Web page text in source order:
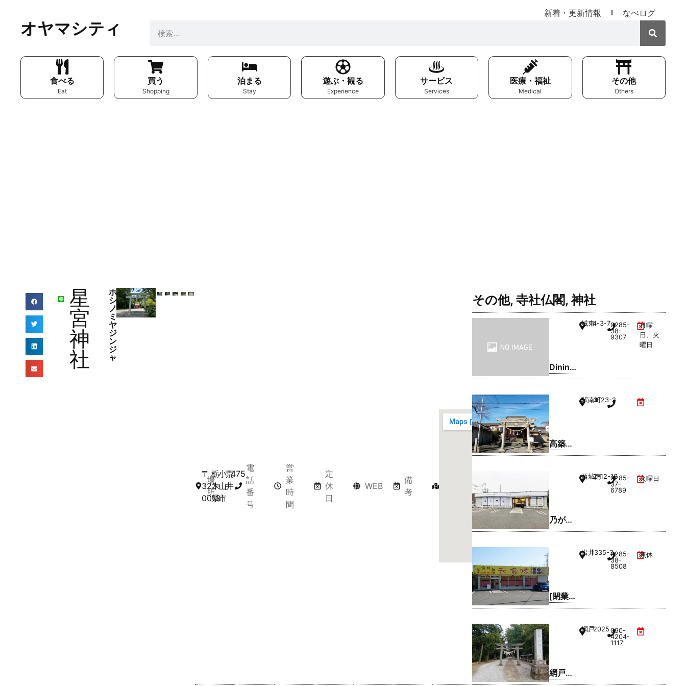
新着・更新情報 なべログ
オヤマシティ
食べる
Eat
買う
Shopping
泊まる
Stay
遊ぶ・観る
Experience
サービス
Services
医療・福祉
Medical
その他
Others
星
宮
神
社
ホ
シ
ノ
ミ
ヤ
ジ
ン
ジ
ャ
場
所
〒
323-
0013
栃
木
県
小
山
市
荒
井
475
電
話
番
号
営
業
時
間
定
休
日
WEB
備
考
その他, 寺社仏閣,神社
Dining
Bar
城東4-3-70285-
38-
9307
月曜
日、火
曜日
高築地
稲荷神
駅南町3-23-2
乃が美
はなれ
西城南2-12-160285-
37-
6789
火曜日
[閉業]
台湾料
出井1335-30285-
38-
8508
無休
網戸神
網戸2025 090-
4204-
1117